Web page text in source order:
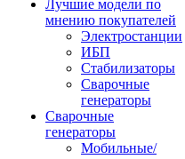
Лучшие модели по
мнению покупателей
Электростанции
ИБП
Стабилизаторы
Сварочные
генераторы
Сварочные
генераторы
Мобильные/